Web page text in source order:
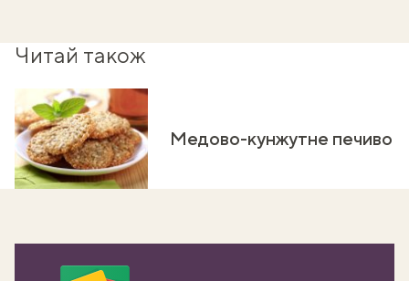
Читай також
Медово-кунжутне печиво